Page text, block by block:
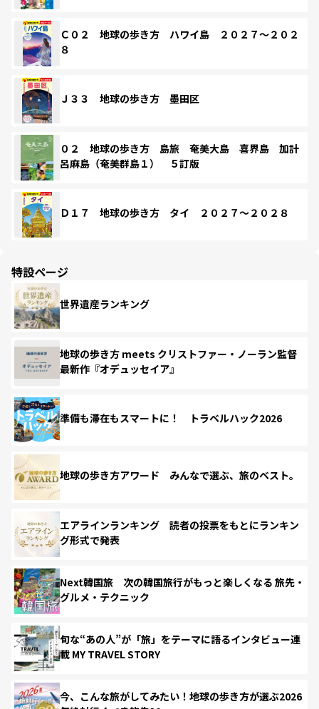
Ｃ０２ 地球の歩き方 ハワイ島 ２０２７～２０２
８
Ｊ３３ 地球の歩き方 墨田区
０２ 地球の歩き方 島旅 奄美大島 喜界島 加計
呂麻島（奄美群島１） ５訂版
Ｄ１７ 地球の歩き方 タイ ２０２７～２０２８
特設ページ
世界遺産ランキング
地球の歩き方 meets クリストファー・ノーラン監督
最新作『オデュッセイア』
準備も滞在もスマートに！ トラベルハック2026
地球の歩き方アワード みんなで選ぶ、旅のベスト。
エアラインランキング 読者の投票をもとにランキン
グ形式で発表
Next韓国旅 次の韓国旅行がもっと楽しくなる 旅先・
グルメ・テクニック
旬な“あの人”が「旅」をテーマに語るインタビュー連
載 MY TRAVEL STORY
今、こんな旅がしてみたい！地球の歩き方が選ぶ2026